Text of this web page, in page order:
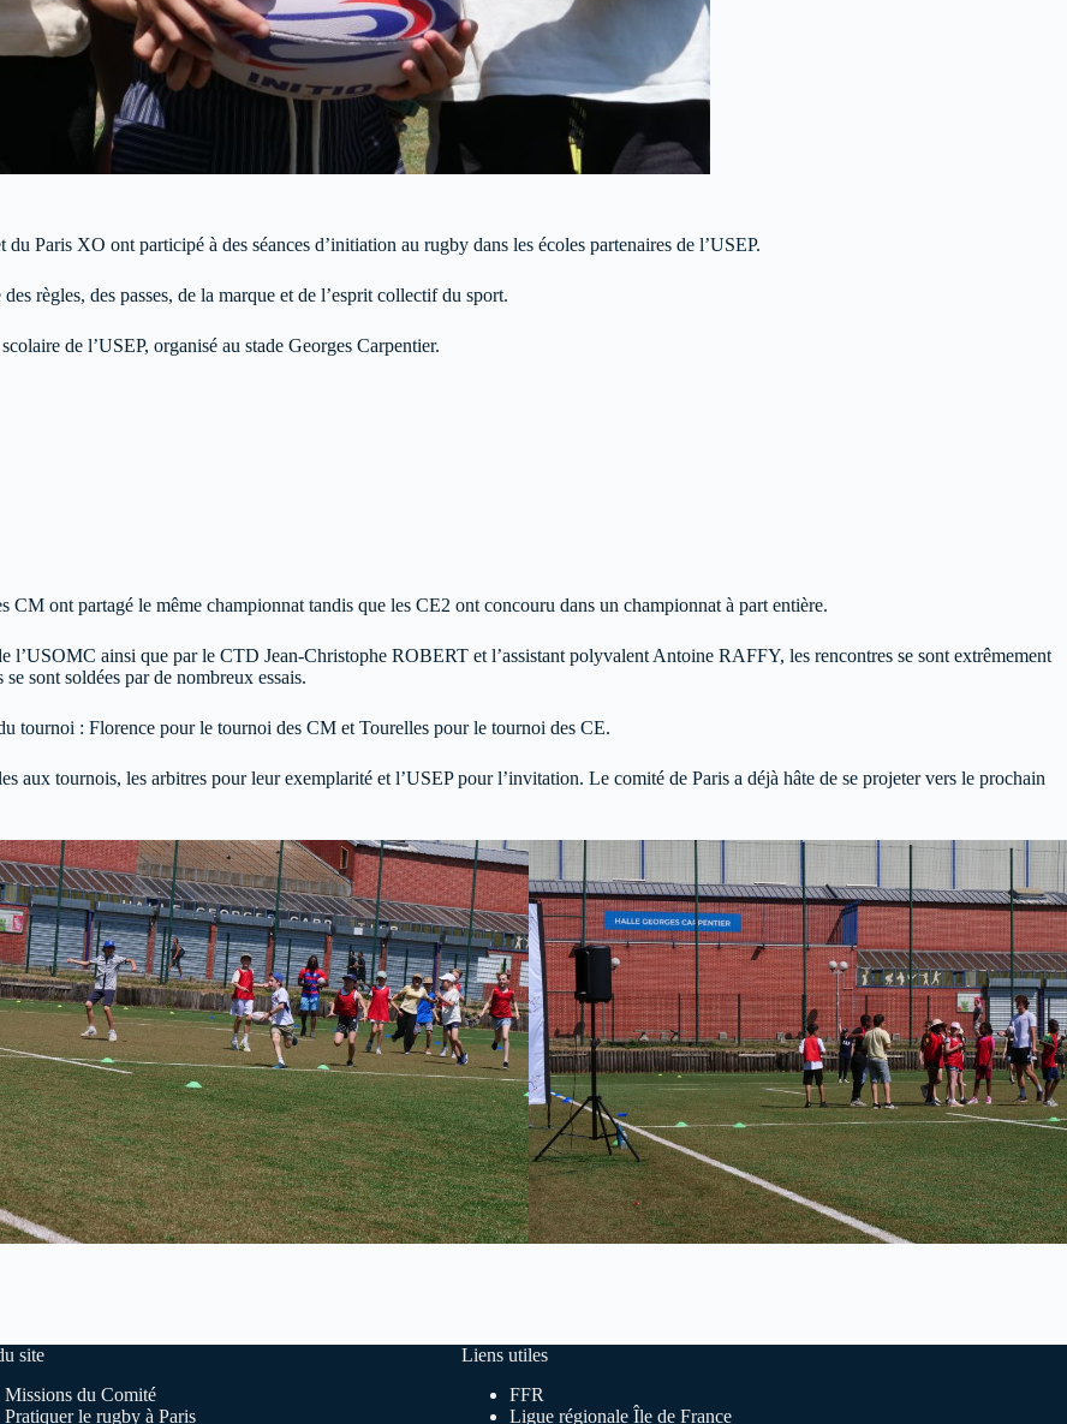
Paris XO ont participé à des séances d’initiation au rugby dans les écoles partenaires de l’USEP.
règles, des passes, de la marque et de l’esprit collectif du sport.
de l’USEP, organisé au stade Georges Carpentier.
ont partagé le même championnat tandis que les CE2 ont concouru dans un championnat à part entière.
l’USOMC ainsi que par le CTD Jean-Christophe ROBERT et l’assistant polyvalent Antoine RAFFY, les rencontres se sont extrêmement
sont soldées par de nombreux essais.
tournoi : Florence pour le tournoi des CM et Tourelles pour le tournoi des CE.
aux tournois, les arbitres pour leur exemplarité et l’USEP pour l’invitation. Le comité de Paris a déjà hâte de se projeter vers le prochain
site
Missions du Comité
Pratiquer le rugby à Paris
Liens utiles
FFR
Ligue régionale Île de France